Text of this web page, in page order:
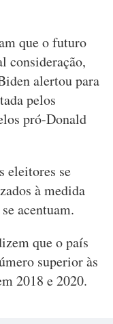
que o futuro
consideração,
alertou para
pelos
pró-Donald
eleitores se
à medida
acentuam.
que o país
superior às
2018 e 2020.